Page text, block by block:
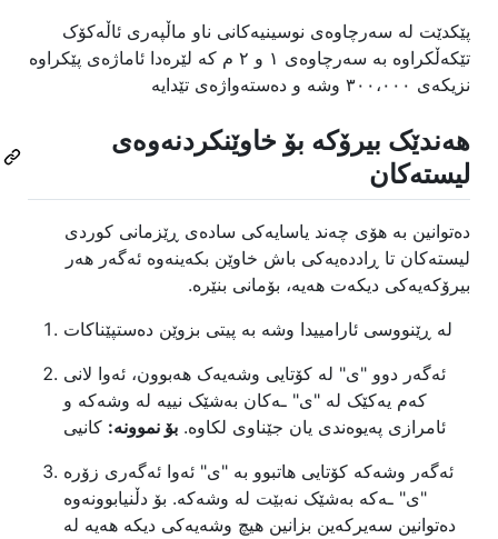
پێکدێت لە سەرچاوەی نوسینیەکانی ناو ماڵپەری ئاڵەکۆک
تێکەڵکراوە بە سەرچاوەی ١ و ٢ م کە لێرەدا ئاماژەی پێکراوە
نزیکەی ٣٠٠،٠٠٠ وشە و دەستەواژەی تێدایە
هەندێک بیرۆکە بۆ خاوێنکردنەوەی
لیستەکان
دەتوانین بە هۆی چەند یاسایەکی سادەی ڕێزمانی کوردی
لیستەکان تا ڕاددەیەکی باش خاوێن بکەینەوە ئەگەر هەر
بیرۆکەیەکی دیکەت هەیە، بۆمانی بنێرە.
لە ڕێنووسی ئارامییدا وشە بە پیتی بزوێن دەستپێناکات
ئەگەر دوو "ی" لە کۆتایی وشەیەک هەبوون، ئەوا لانی
کەم یەکێک لە "ی" ـەکان بەشێک نییە لە وشەکە و
ئامرازی پەیوەندی یان جێناوی لکاوە. بۆ نموونە: کانیی
ئەگەر وشەکە کۆتایی هاتبوو بە "ی" ئەوا ئەگەری زۆرە
"ی" ـەکە بەشێک نەبێت لە وشەکە. بۆ دڵنیابوونەوە
دەتوانین سەیرکەین بزانین هیچ وشەیەکی دیکە هەیە لە